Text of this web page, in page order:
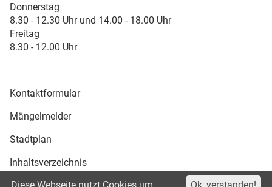
Donnerstag
8.30 - 12.30 Uhr und 14.00 - 18.00 Uhr
Freitag
8.30 - 12.00 Uhr
Kontaktformular
Mängelmelder
Stadtplan
Inhaltsverzeichnis